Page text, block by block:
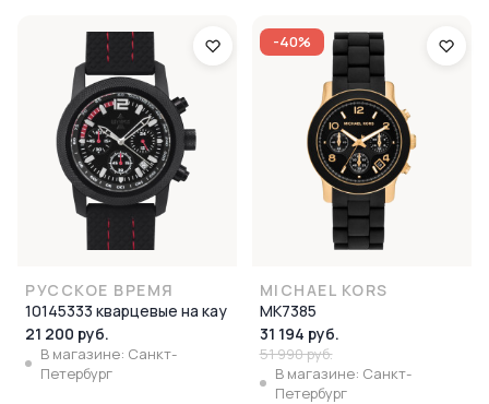
РУССКОЕ ВРЕМЯ
10145333 кварцевые на кау
21 200 руб.
В магазине: Санкт-
Петербург
-40%
MICHAEL KORS
MK7385
31 194 руб.
51 990 руб.
В магазине: Санкт-
Петербург